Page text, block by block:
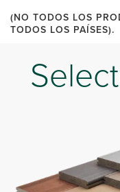
(NO TODOS LOS
TODOS LOS PAÍSES).